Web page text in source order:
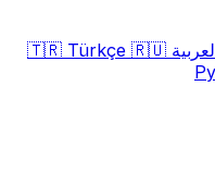
🇹🇷 Türkçe 🇷🇺